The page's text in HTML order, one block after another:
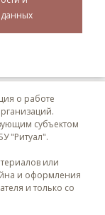
о работе
субъектом
"Ритуал".
или
и оформления
и только со